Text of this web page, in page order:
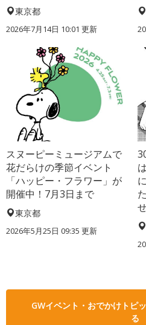
東京都
2026年7月14日 10:01 更新
スヌーピーミュージアムで
花だらけの季節イベント
「ハッピー・フラワー」が
開催中！7月3日まで
東京都
2026年5月25日 09:35 更新
GWイベント・おでかけトピ
る